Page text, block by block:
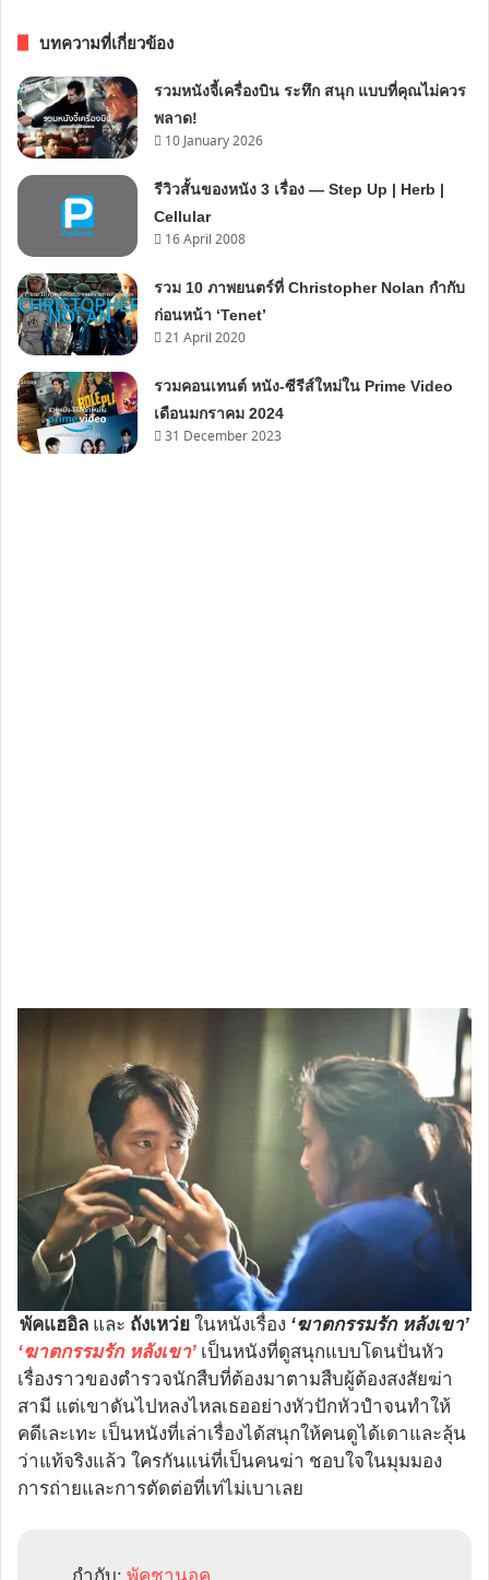
บทความที่เกี่ยวข้อง
รวมหนังจี้เครื่องบิน ระทึก สนุก แบบที่คุณไม่ควร
พลาด!
10 January 2026
รีวิวสั้นของหนัง 3 เรื่อง — Step Up | Herb |
Cellular
16 April 2008
รวม 10 ภาพยนตร์ที่ Christopher Nolan กำกับ
ก่อนหน้า ‘Tenet’
21 April 2020
รวมคอนเทนต์ หนัง-ซีรีส์ใหม่ใน Prime Video
เดือนมกราคม 2024
31 December 2023
พัคแฮอิล และ ถังเหว่ย ในหนังเรื่อง ‘ฆาตกรรมรัก หลังเขา’
‘ฆาตกรรมรัก หลังเขา’ เป็นหนังที่ดูสนุกแบบโดนปั่นหัว
เรื่องราวของตำรวจนักสืบที่ต้องมาตามสืบผู้ต้องสงสัยฆ่า
สามี แต่เขาดันไปหลงไหลเธออย่างหัวปักหัวปำจนทำให้
คดีเละเทะ เป็นหนังที่เล่าเรื่องได้สนุกให้คนดูได้เดาและลุ้น
ว่าแท้จริงแล้ว ใครกันแน่ที่เป็นคนฆ่า ชอบใจในมุมมอง
การถ่ายและการตัดต่อที่เท่ไม่เบาเลย